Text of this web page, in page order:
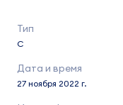
C
27 ноября 2022 г.